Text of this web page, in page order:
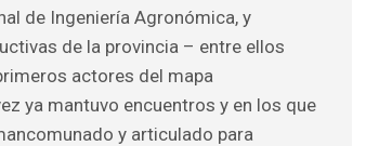
de Ingeniería Agronómica, y
de la provincia – entre ellos
actores del mapa
ya mantuvo encuentros y en los que
y articulado para